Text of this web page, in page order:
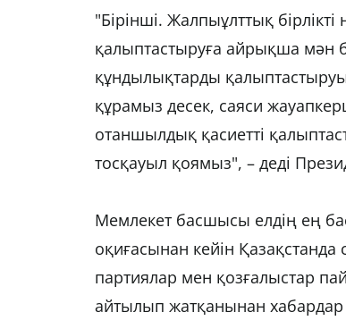
"Бірінші. Жалпыұлттық
қалыптастыруға айрықша мән
құндылықтарды
құрамыз десек, саяси
отаншылдық қасиетті
тосқауыл қоямыз", – деді
Мемлекет басшысы елдің ең
оқиғасынан кейін Қазақстанда
партиялар мен қозғалыстар
айтылып жатқанынан хабардар